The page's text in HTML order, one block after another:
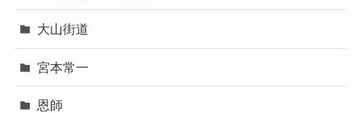
大山街道
宮本常一
恩師